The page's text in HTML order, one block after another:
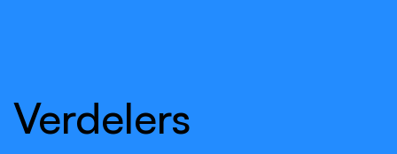
Verdelers